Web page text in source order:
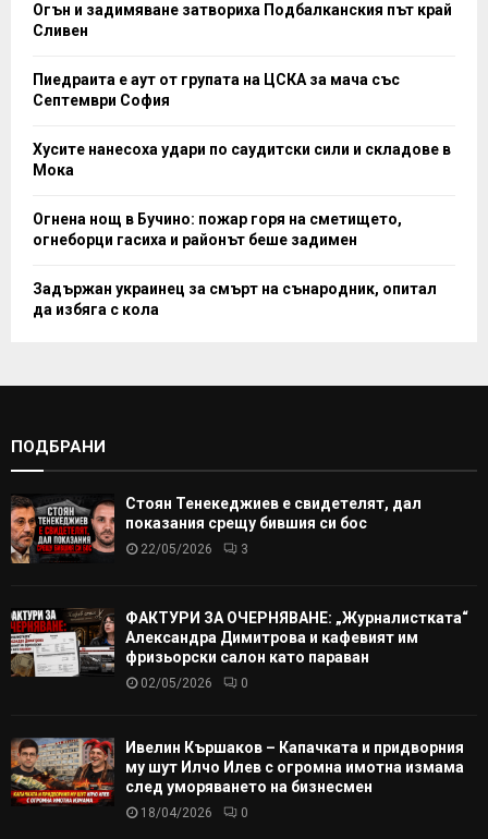
Огън и задимяване затвориха Подбалканския път край
Сливен
Пиедраита е аут от групата на ЦСКА за мача със
Септември София
Хусите нанесоха удари по саудитски сили и складове в
Мока
Огнена нощ в Бучино: пожар горя на сметището,
огнеборци гасиха и районът беше задимен
Задържан украинец за смърт на сънародник, опитал
да избяга с кола
ПОДБРАНИ
Стоян Тенекеджиев е свидетелят, дал
показания срещу бившия си бос
22/05/2026 3
ФАКТУРИ ЗА ОЧЕРНЯВАНЕ: „Журналистката“
Александра Димитрова и кафевият им
фризьорски салон като параван
02/05/2026 0
Ивелин Кършаков – Капачката и придворния
му шут Илчо Илев с огромна имотна измама
след уморяването на бизнесмен
18/04/2026 0